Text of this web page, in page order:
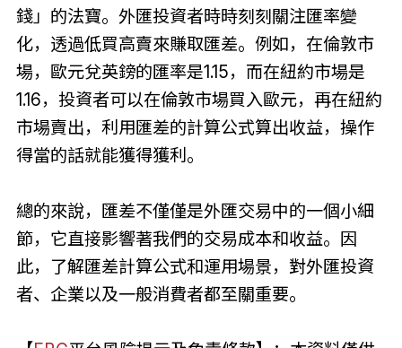
錢」的法寶。外匯投資者時時刻刻關注匯率變
化，透過低買高賣來賺取匯差。例如，在倫敦市
場，歐元兌英鎊的匯率是1.15，而在紐約市場是
1.16，投資者可以在倫敦市場買入歐元，再在紐約
市場賣出，利用匯差的計算公式算出收益，操作
得當的話就能獲得獲利。
總的來說，匯差不僅僅是外匯交易中的一個小細
節，它直接影響著我們的交易成本和收益。因
此，了解匯差計算公式和運用場景，對外匯投資
者、企業以及一般消費者都至關重要。